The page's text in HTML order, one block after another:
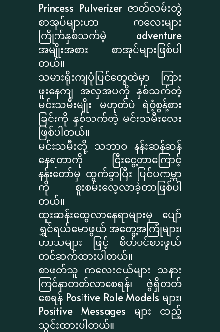
Princess Pulverizer ဇာတ်လမ်းတွဲ
စာအုပ်များဟာ ကလေးများ
ကြိုက်နှစ်သက်မဲ့ adventure
အမျိုးအစား စာအုပ်များဖြစ်ပါ
တယ်။
သမားရိုးကျပုံပြင်တွေထဲမှာ ကြား
ဖူးနေကျ အလှအပကို နှစ်သက်တဲ့
မင်းသမီးမျိုး မဟုတ်ပဲ ရဲဝံ့စွန့်စား
ခြင်းကို နှစ်သက်တဲ့ မင်းသမီးလေး
ဖြစ်ပါတယ်။
မင်းသမီးတို့ သဘာဝ နန်းဆန်ဆန်
နေရတာကို ငြီးငွေ့တာကြောင့်
နန်းတော်မှ ထွက်ခွာပြီး ပြင်ပကမ္ဘာ
ကို စူးစမ်းလေ့လာခဲ့တာဖြစ်ပါ
တယ်။
ထူးဆန်းထွေလာနေရာများမှ ပျော်
ရွှင်ရယ်မောဖွယ် အတွေ့အကြုံများ၊
ဟာသများ ဖြင့် စိတ်ဝင်စားဖွယ်
တင်ဆက်ထားပါတယ်။
စာဖတ်သူ ကလေးငယ်များ သနား
ကြင်နာတတ်လာစေရန်၊ ဇွဲရှိတတ်
စေရန် Positive Role Models များ၊
Positive Messages များ ထည့်
သွင်းထားပါတယ်။